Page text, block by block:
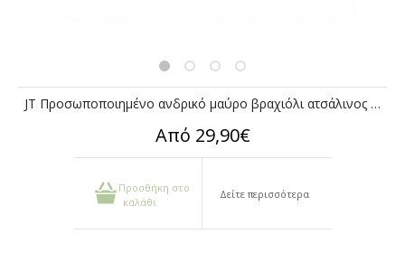
JT Προσωποποιημένο ανδρικό μαύρο βραχιόλι ατσάλινος σωλήνας
Από 29,90€
Προσθήκη στο
καλάθι
Δείτε περισσότερα